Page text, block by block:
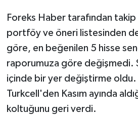
Foreks Haber tarafından
portföy ve öneri listesinden
göre, en beğenilen 5 hisse
raporumuza göre değişmedi.
içinde bir yer değiştirme oldu.
Turkcell'den Kasım ayında
koltuğunu geri verdi.